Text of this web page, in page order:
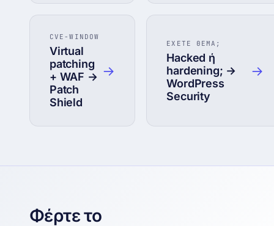
CVE-WINDOW
Virtual
patching
+ WAF →
Patch
Shield
→
ΕΧΕΤΕ ΘΕΜΑ;
Hacked ή
hardening; →
WordPress
Security
→
Φέρτε το